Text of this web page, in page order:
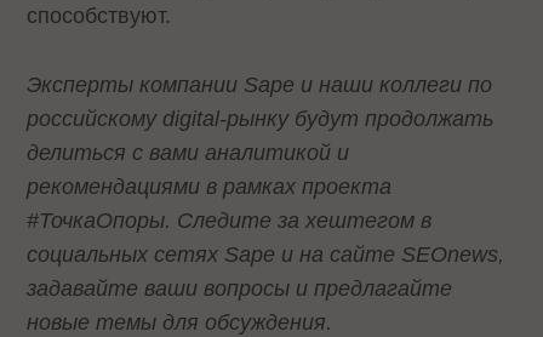
способствуют.
Эксперты компании Sape и наши коллеги по
российскому digital-рынку будут продолжать
делиться с вами аналитикой и
рекомендациями в рамках проекта
#ТочкаОпоры. Следите за хештегом в
социальных сетях Sape и на сайте SEOnews,
задавайте ваши вопросы и предлагайте
новые темы для обсуждения.